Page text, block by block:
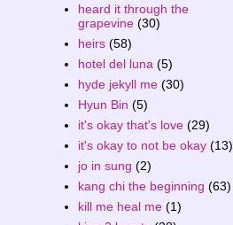
heard it through the
grapevine (30)
heirs (58)
hotel del luna (5)
hyde jekyll me (30)
Hyun Bin (5)
it's okay that's love (29)
it's okay to not be okay (13)
jo in sung (2)
kang chi the beginning (63)
kill me heal me (1)